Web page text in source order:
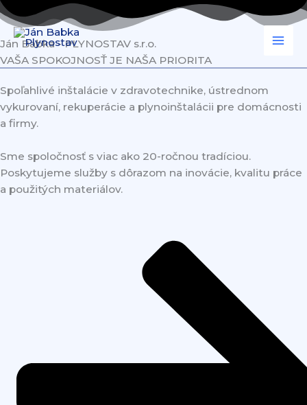
Preskočiť
na
obsah
Ján Babka - PLYNOSTAV s.r.o.
VAŠA SPOKOJNOSŤ JE NAŠA PRIORITA
Spoľahlivé inštalácie v zdravotechnike, ústrednom
vykurovaní, rekuperácie a plynoinštalácii pre domácnosti
a firmy.
Sme spoločnosť s viac ako 20-ročnou tradíciou.
Poskytujeme služby s dôrazom na inovácie, kvalitu práce
a použitých materiálov.